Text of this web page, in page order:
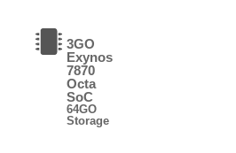
3GO
Exynos
7870
Octa
SoC
64GO
Storage